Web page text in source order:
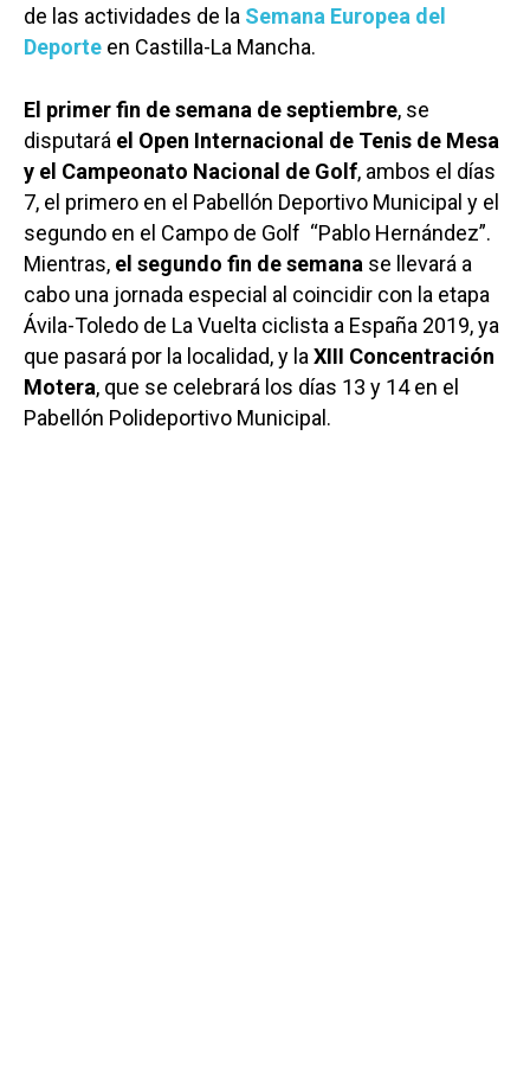
de las actividades de la Semana Europea del
Deporte en Castilla-La Mancha.
El primer fin de semana de septiembre, se
disputará el Open Internacional de Tenis de Mesa
y el Campeonato Nacional de Golf, ambos el días
7, el primero en el Pabellón Deportivo Municipal y el
segundo en el Campo de Golf “Pablo Hernández”.
Mientras, el segundo fin de semana se llevará a
cabo una jornada especial al coincidir con la etapa
Ávila-Toledo de La Vuelta ciclista a España 2019, ya
que pasará por la localidad, y laXIII Concentración
Motera, que se celebrará los días 13 y 14 en el
Pabellón Polideportivo Municipal.